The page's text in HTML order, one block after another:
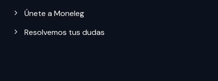
Únete a Moneleg
Resolvemos tus dudas